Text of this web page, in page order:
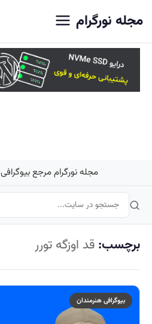
مجله نورگرام
مجله نورگرام مرجع
برچسب: قد اوزگه تورر
بیوگرافی هنرمندان